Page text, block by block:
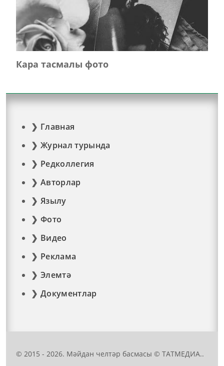
Кара тасмалы фото
Главная
Журнал турында
Редколлегия
Авторлар
Язылу
Фото
Видео
Реклама
Элемтә
Документлар
© 2015 - 2026. Мәйдан челтәр басмасы © ТАТМЕДИА..